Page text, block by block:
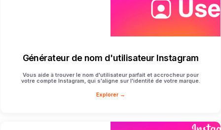
Générateur de nom d'utilisateur Instagram
Vous aide à trouver le nom d'utilisateur parfait et accrocheur pour
votre compte Instagram, qui s'aligne sur l'identité de votre marque.
Explorer →